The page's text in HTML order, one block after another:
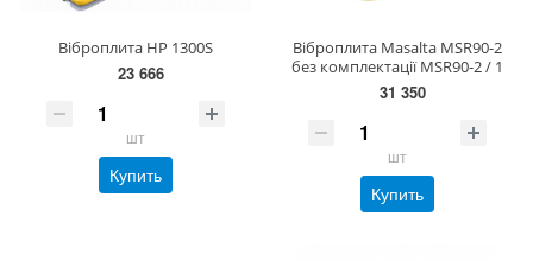
Віброплита HP 1300S
23 666
шт
Купить
Віброплита Masalta MSR90-2
без комплектації MSR90-2 / 1
31 350
шт
Купить